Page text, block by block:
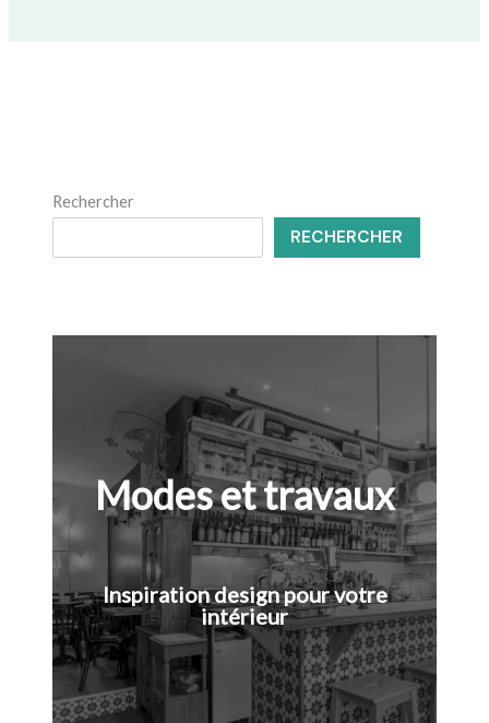
Rechercher
RECHERCHER
Modes et travaux
Inspiration design pour votre
intérieur